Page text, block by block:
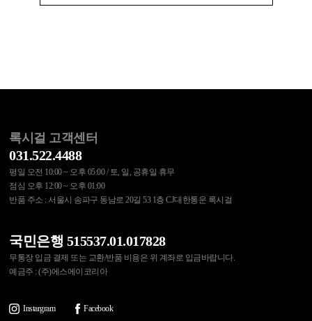
록시걸 고객센터
031.522.4488
평일 오전 10:00 ~ 오후 05:00 / 토, 일, 공휴일 휴무
점심 오후 12:00 ~ 오후 01:00
반품 주소 : 서울시 송파구 동남로 20길 53 1층 CJ대한통운 록시걸
국민은행 515537.01.017828
무통장 입금 결제 또는 교환/반품 비용은 위 계좌로 입금바랍니다.
예금주 : (주)에스에이코리아
Instargram Facebook